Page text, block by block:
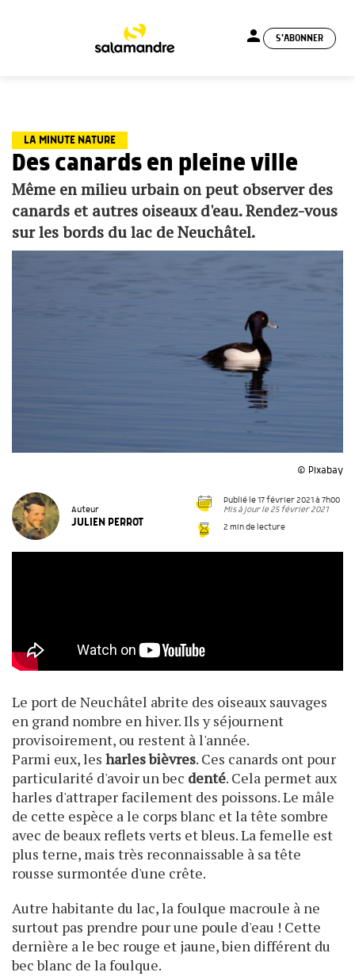
person S'ABONNER
LA MINUTE NATURE
Des canards en pleine ville
Même en milieu urbain on peut observer des
canards et autres oiseaux d'eau. Rendez-vous
sur les bords du lac de Neuchâtel.
© Pixabay
Auteur
JULIEN PERROT
Publié le 17 février 2021 à 7h00
Mis à jour le 25 février 2021
2 min de lecture
Le port de Neuchâtel abrite des oiseaux sauvages
en grand nombre en hiver. Ils y séjournent
provisoirement, ou restent à l'année.
Parmi eux, les harles bièvres. Ces canards ont pour
particularité d'avoir un bec denté. Cela permet aux
harles d'attraper facilement des poissons. Le mâle
de cette espèce a le corps blanc et la tête sombre
avec de beaux reflets verts et bleus. La femelle est
plus terne, mais très reconnaissable à sa tête
rousse surmontée d'une crête.
Autre habitante du lac, la foulque macroule à ne
surtout pas prendre pour une poule d'eau ! Cette
dernière a le bec rouge et jaune, bien différent du
bec blanc de la foulque.